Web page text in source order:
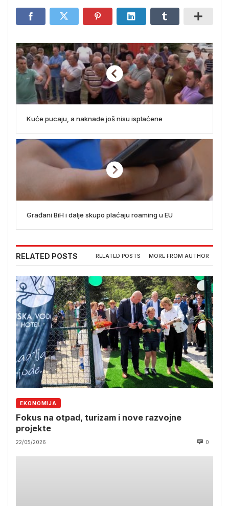
Kuće pucaju, a naknade još nisu isplaćene
Građani BiH i dalje skupo plaćaju roaming u EU
RELATED POSTS RELATED POSTS MORE FROM AUTHOR
EKONOMIJA
Fokus na otpad, turizam i nove razvojne
projekte
22/05/2026 0